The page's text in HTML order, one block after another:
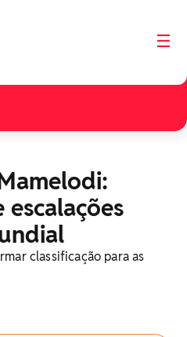
☰
classificação para as